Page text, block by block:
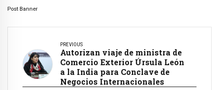
Post Banner
PREVIOUS
Autorizan viaje de ministra de
Comercio Exterior Úrsula León
a la India para Conclave de
Negocios Internacionales